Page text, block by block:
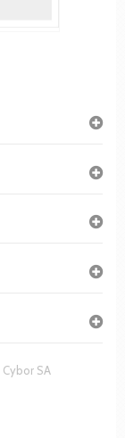
Cybor SA